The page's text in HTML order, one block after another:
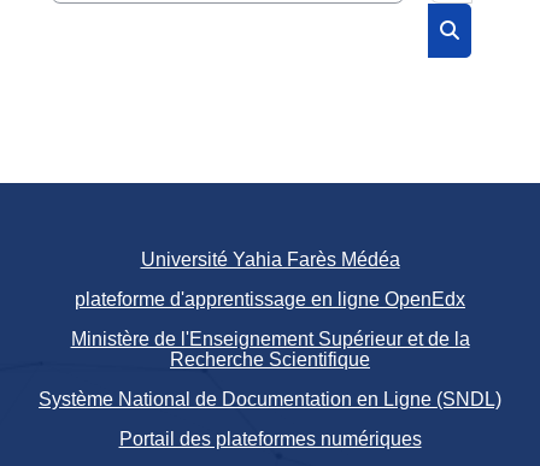
Université Yahia Farès Médéa
plateforme d'apprentissage en ligne OpenEdx
Ministère de l'Enseignement Supérieur et de la
Recherche Scientifique
Système National de Documentation en Ligne (SNDL)
Portail des plateformes numériques